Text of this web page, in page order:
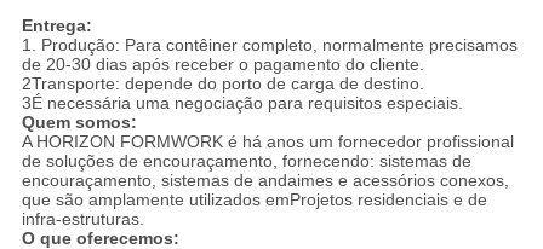
Entrega:
1. Produção: Para contêiner completo, normalmente precisamos
de 20-30 dias após receber o pagamento do cliente.
2Transporte: depende do porto de carga de destino.
3É necessária uma negociação para requisitos especiais.
Quem somos:
A HORIZON FORMWORK é há anos um fornecedor profissional
de soluções de encouraçamento, fornecendo: sistemas de
encouraçamento, sistemas de andaimes e acessórios conexos,
que são amplamente utilizados emProjetos residenciais e de
infra-estruturas.
O que oferecemos: